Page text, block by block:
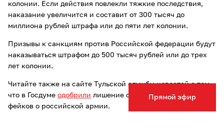
Прямой эфир
колонии. Если действия повлекли тяжкие последствия,
наказание увеличится и составит от 300 тысяч до
миллиона рублей штрафа или до пяти лет колонии.
Призывы к санкциям против Российской федерации будут
наказываться штрафом до 500 тысяч рублей или до трех
лет колонии.
Читайте также на сайте Тульской службы новостей о том,
что в Госдуме одобрили лишение свободы за публикацию
фейков о российской армии.